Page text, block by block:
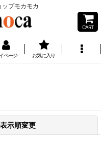
プモカモカ
CART
ページ お気に入り
表示順変更